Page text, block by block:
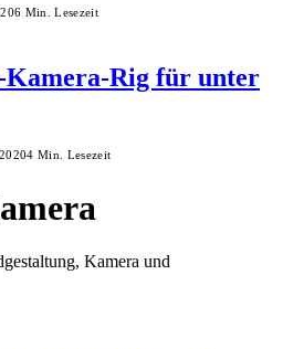
6 Min. Lesezeit
Kamera-Rig für unter
4 Min. Lesezeit
Kamera und